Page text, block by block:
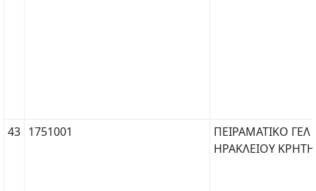
43 1751001
ΠΕΙΡΑΜΑΤΙΚΟ ΓΕΛ
ΗΡΑΚΛΕΙΟΥ